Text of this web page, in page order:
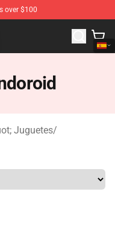
over $100
Vanossgaming
Juguetes/